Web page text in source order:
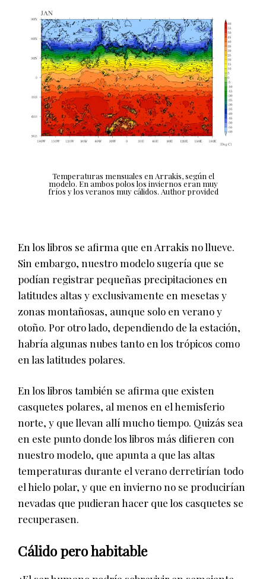
Temperaturas mensuales en Arrakis, según el
modelo. En ambos polos los inviernos eran muy
fríos y los veranos muy cálidos. Author provided
En los libros se afirma que en Arrakis no llueve.
Sin embargo, nuestro modelo sugería que se
podían registrar pequeñas precipitaciones en
latitudes altas y exclusivamente en mesetas y
zonas montañosas, aunque solo en verano y
otoño. Por otro lado, dependiendo de la estación,
habría algunas nubes tanto en los trópicos como
en las latitudes polares.
En los libros también se afirma que existen
casquetes polares, al menos en el hemisferio
norte, y que llevan allí mucho tiempo. Quizás sea
en este punto donde los libros más difieren con
nuestro modelo, que apunta a que las altas
temperaturas durante el verano derretirían todo
el hielo polar, y que en invierno no se producirían
nevadas que pudieran hacer que los casquetes se
recuperasen.
Cálido pero habitable